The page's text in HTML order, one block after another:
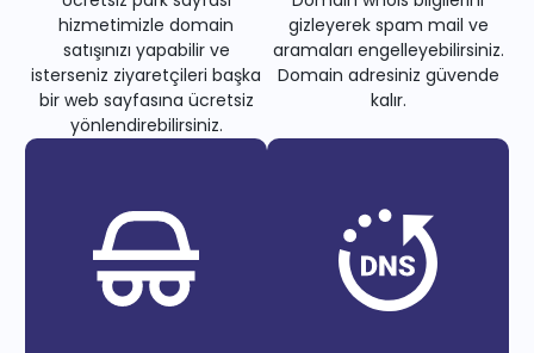
hizmetimizle domain
satışınızı yapabilir ve
isterseniz ziyaretçileri başka
bir web sayfasına ücretsiz
yönlendirebilirsiniz.
gizleyerek spam mail ve
aramaları engelleyebilirsiniz.
Domain adresiniz güvende
kalır.